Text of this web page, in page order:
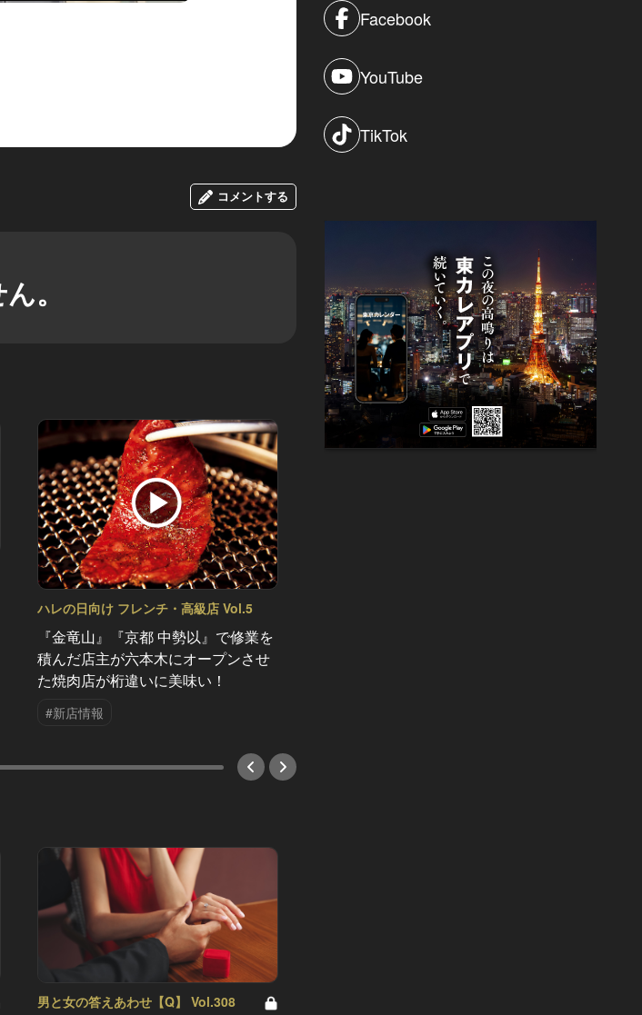
コメントする
。
ハレの日向け フレンチ・高級店 Vol.5
『金竜山』『京都 中勢以』で修業を
積んだ店主が六本木にオープンさせ
た焼肉店が桁違いに美味い！
#新店情報
男と女の答えあわせ【Q】 Vol.308
Facebook
YouTube
TikTok